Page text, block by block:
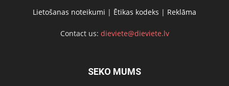
Lietošanas noteikumi | Ētikas kodeks | Reklāma
Contact us: dieviete@dieviete.lv
SEKO MUMS